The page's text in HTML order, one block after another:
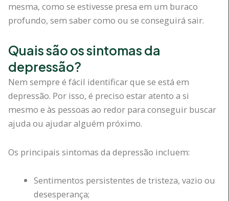
mesma, como se estivesse presa em um buraco
profundo, sem saber como ou se conseguirá sair.
Quais são os sintomas da
depressão?
Nem sempre é fácil identificar que se está em
depressão. Por isso, é preciso estar atento a si
mesmo e às pessoas ao redor para conseguir buscar
ajuda ou ajudar alguém próximo.
Os principais sintomas da depressão incluem:
Sentimentos persistentes de tristeza, vazio ou
desesperança;